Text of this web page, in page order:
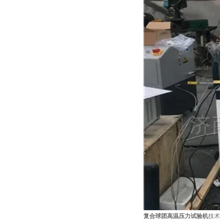
复合球团高温压力试验机技